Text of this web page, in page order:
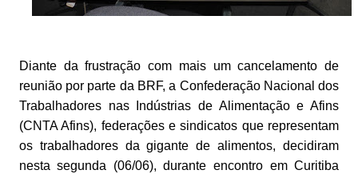
Diante da frustração com mais um cancelamento de
reunião por parte da BRF, a Confederação Nacional dos
Trabalhadores nas Indústrias de Alimentação e Afins
(CNTA Afins), federações e sindicatos que representam
os trabalhadores da gigante de alimentos, decidiram
nesta segunda (06/06), durante encontro em Curitiba